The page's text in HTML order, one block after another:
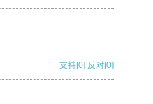
支持[0] 反对[0]